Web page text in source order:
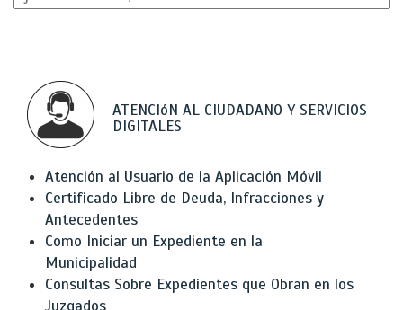
ATENCIóN AL CIUDADANO Y SERVICIOS
DIGITALES
Atención al Usuario de la Aplicación Móvil
Certificado Libre de Deuda, Infracciones y
Antecedentes
Como Iniciar un Expediente en la
Municipalidad
Consultas Sobre Expedientes que Obran en los
Juzgados